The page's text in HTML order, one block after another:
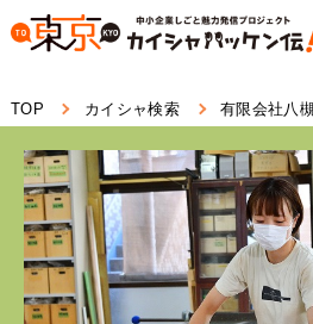
本
ス
TOP カイシャ検索 有限会社八